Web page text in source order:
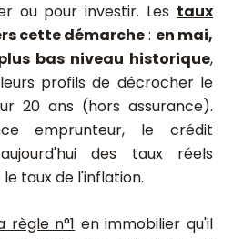
ou pour investir. Les taux
cette démarche: en mai,
bas niveau historique,
profils de décrocher le
20 ans (hors assurance).
emprunteur, le crédit
des taux réels
taux de l'inflation.
règle n°1 en immobilier qu'il